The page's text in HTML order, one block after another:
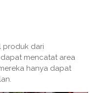
produk dari
mencatat area
hanya dapat